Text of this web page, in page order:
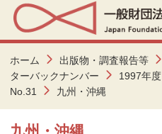
ホーム 出版物・調査報告等
ターバックナンバー
1997年度
No.31
九州・沖縄